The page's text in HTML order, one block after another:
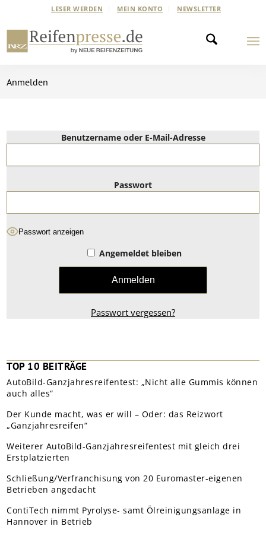
LESER WERDEN MEIN KONTO NEWSLETTER
Anmelden
Benutzername oder E-Mail-Adresse
Passwort
Passwort anzeigen
Angemeldet bleiben
Passwort vergessen?
TOP 10 BEITRÄGE
AutoBild-Ganzjahresreifentest: „Nicht alle Gummis können
auch alles“
Der Kunde macht, was er will – Oder: das Reizwort
„Ganzjahresreifen“
Weiterer AutoBild-Ganzjahresreifentest mit gleich drei
Erstplatzierten
Schließung/Verfranchisung von 20 Euromaster-eigenen
Betrieben angedacht
ContiTech nimmt Pyrolyse- samt Ölreinigungsanlage in
Hannover in Betrieb